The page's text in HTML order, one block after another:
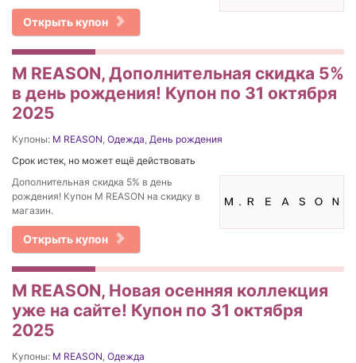
Открыть купон
M REASON, Дополнительная скидка 5%
в день рождения! Купон по 31 октября
2025
Купоны: M REASON, Одежда, День рождения
Срок истек, но может ещё действовать
Дополнительная скидка 5% в день
рождения! Купон M REASON на скидку в
магазин.
Открыть купон
M REASON, Новая осенняя коллекция
уже на сайте! Купон по 31 октября
2025
Купоны: M REASON, Одежда